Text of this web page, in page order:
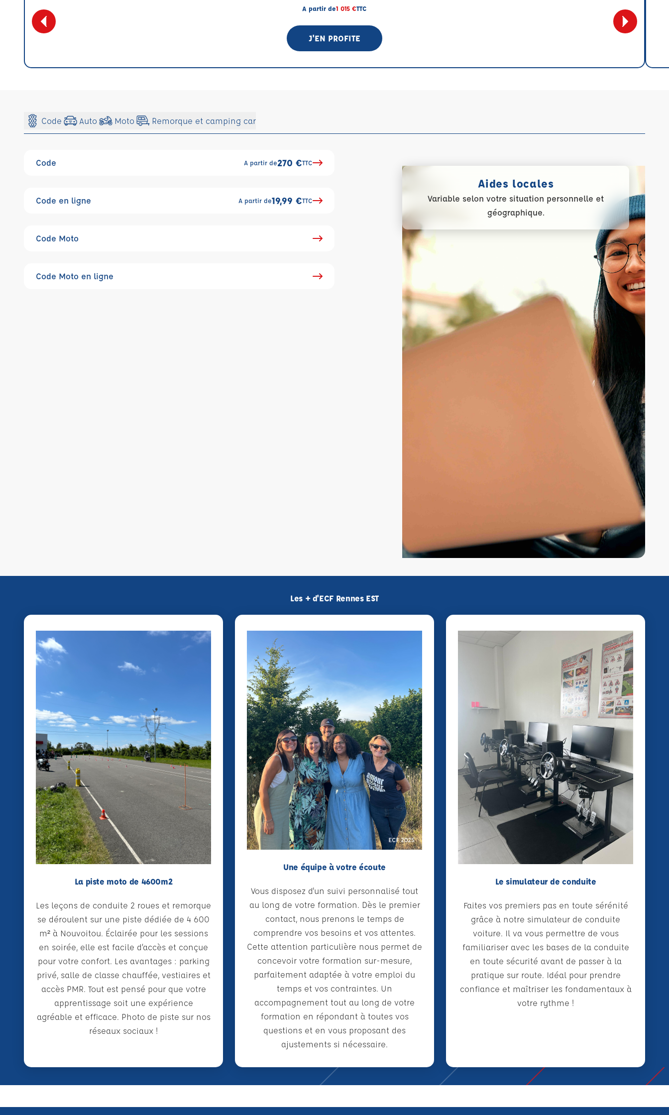
A partir de1 015 €TTC
J'EN PROFITE
Code Auto Moto Remorque et camping car
Code A partir de270 €TTC
Code en ligne A partir de19,99 €TTC
Code Moto
Code Moto en ligne
Aides locales
Variable selon votre situation personnelle et
géographique.
Les + d'ECF Rennes EST
La piste moto de 4600m2
Les leçons de conduite 2 roues et remorque
se déroulent sur une piste dédiée de 4 600
m² à Nouvoitou. Éclairée pour les sessions
en soirée, elle est facile d’accès et conçue
pour votre confort. Les avantages : parking
privé, salle de classe chauffée, vestiaires et
accès PMR. Tout est pensé pour que votre
apprentissage soit une expérience
agréable et efficace. Photo de piste sur nos
réseaux sociaux !
Une équipe à votre écoute
Vous disposez d'un suivi personnalisé tout
au long de votre formation. Dès le premier
contact, nous prenons le temps de
comprendre vos besoins et vos attentes.
Cette attention particulière nous permet de
concevoir votre formation sur-mesure,
parfaitement adaptée à votre emploi du
temps et vos contraintes. Un
accompagnement tout au long de votre
formation en répondant à toutes vos
questions et en vous proposant des
ajustements si nécessaire.
Le simulateur de conduite
Faites vos premiers pas en toute sérénité
grâce à notre simulateur de conduite
voiture. Il va vous permettre de vous
familiariser avec les bases de la conduite
en toute sécurité avant de passer à la
pratique sur route. Idéal pour prendre
confiance et maîtriser les fondamentaux à
votre rythme !